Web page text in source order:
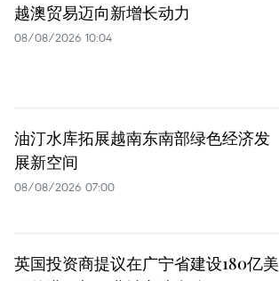
越澳贸易迈向新增长动力
08/08/2026 10:04
油汀水库拓展越南东南部绿色经济发
展新空间
08/08/2026 07:00
英国投资商提议在广宁省建设180亿美